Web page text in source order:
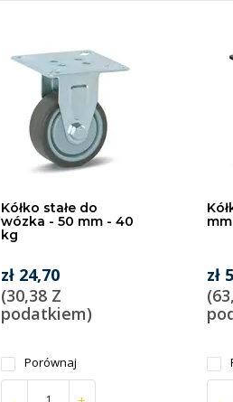
Kółko stałe do
wózka - 50 mm - 40
kg
zł 24,70
(30,38 Z
podatkiem)
Porównaj
zł